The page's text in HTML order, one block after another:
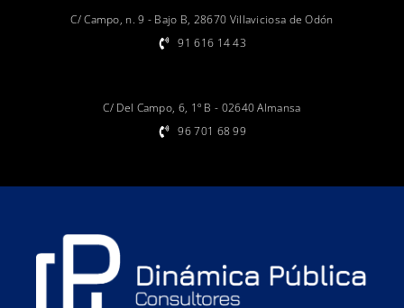
C/ Campo, n. 9 - Bajo B, 28670 Villaviciosa de Odón
91 616 14 43
C/ Del Campo, 6, 1º B - 02640 Almansa
96 701 68 99